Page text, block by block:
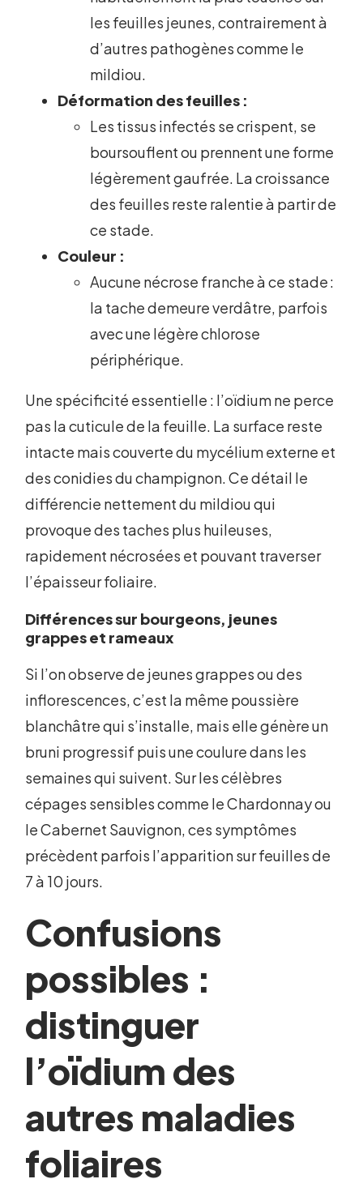
les feuilles jeunes, contrairement à
d’autres pathogènes comme le
mildiou.
Déformation des feuilles :
Les tissus infectés se crispent, se
boursouflent ou prennent une forme
légèrement gaufrée. La croissance
des feuilles reste ralentie à partir de
ce stade.
Couleur :
Aucune nécrose franche à ce stade :
la tache demeure verdâtre, parfois
avec une légère chlorose
périphérique.
Une spécificité essentielle : l’oïdium ne perce
pas la cuticule de la feuille. La surface reste
intacte mais couverte du mycélium externe et
des conidies du champignon. Ce détail le
différencie nettement du mildiou qui
provoque des taches plus huileuses,
rapidement nécrosées et pouvant traverser
l’épaisseur foliaire.
Différences sur bourgeons, jeunes
grappes et rameaux
Si l’on observe de jeunes grappes ou des
inflorescences, c’est la même poussière
blanchâtre qui s’installe, mais elle génère un
bruni progressif puis une coulure dans les
semaines qui suivent. Sur les célèbres
cépages sensibles comme le Chardonnay ou
le Cabernet Sauvignon, ces symptômes
précèdent parfois l’apparition sur feuilles de
7 à 10 jours.
Confusions
possibles :
distinguer
l’oïdium des
autres maladies
foliaires